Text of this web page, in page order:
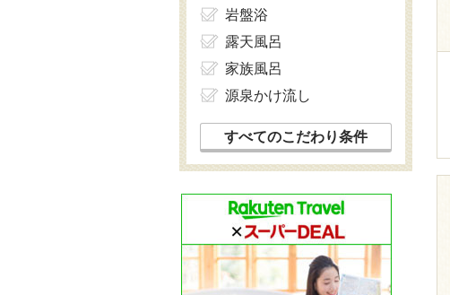
岩盤浴
露天風呂
家族風呂
源泉かけ流し
すべてのこだわり条件